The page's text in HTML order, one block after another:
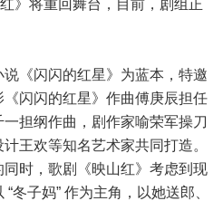
》将重回舞台，目前，剧组正
《闪闪的红星》为蓝本，特邀
闪闪的红星》作曲傅庚辰担任
担纲作曲，剧作家喻荣军操刀
王欢等知名艺术家共同打造。
时，歌剧《映山红》考虑到现
冬子妈” 作为主角，以她送郎、